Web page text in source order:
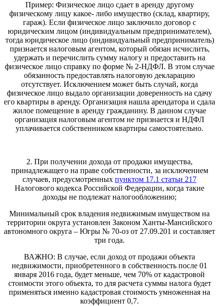
Пример: Физическое лицо сдает в аренду другому
физическому лицу какое- либо имущество (склад, квартиру,
гараж). Если физическое лицо заключило договор с
юридическим лицом (индивидуальным предпринимателем),
тогда юридическое лицо (индивидуальный предприниматель)
признается налоговым агентом, который обязан исчислить,
удержать и перечислить сумму налогу и предоставить на
физическое лицо справку по форме № 2-НДФЛ. В этом случае
обязанность предоставлять налоговую декларацию
отсутствует. Исключением может быть случай, когда
физическое лицо выдало организации доверенность на сдачу
его квартиры в аренду. Организация нашла арендатора и сдала
жилое помещение в аренду гражданину. В данном случае
организация налоговым агентом не признается и НДФЛ
уплачивается собственником квартиры самостоятельно.
2. При получении дохода от продажи имущества,
принадлежащего на праве собственности, за исключением
случаев, предусмотренных пунктом 17.1 статьи 217
Налогового кодекса Российской Федерации, когда такие
доходы не подлежат налогообложению;
Минимальный срок владения недвижимым имуществом на
территории округа установлен Законом Ханты-Мансийского
автономного округа – Югры № 70-оз от 27.09.201 и составляет
три года.
ВАЖНО: В случае, если доход от продажи объекта
недвижимости, приобретенного в собственность после 01
января 2016 года, будет меньше, чем 70% от кадастровой
стоимости этого объекта, то для расчета суммы налога будет
применяться именно кадастровая стоимость умноженная на
коэффициент 0,7.